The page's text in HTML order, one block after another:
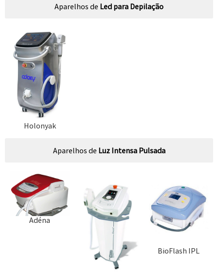
Aparelhos de Led para Depilação
Holonyak
Aparelhos de Luz Intensa Pulsada
Adéna
BioFlash IPL